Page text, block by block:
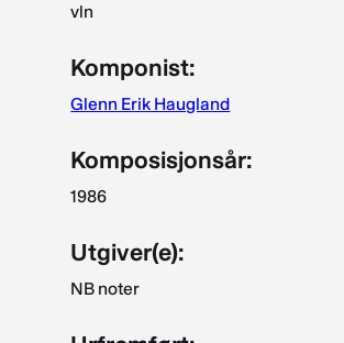
vln
Komponist:
Glenn Erik Haugland
Komposisjonsår:
1986
Utgiver(e):
NB noter